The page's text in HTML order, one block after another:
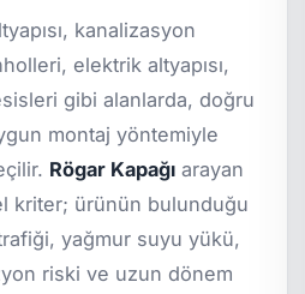
kanalizasyon
elektrik altyapısı,
gibi alanlarda, doğru
montaj yöntemiyle
Rögar Kapağı arayan
kriter; ürünün bulunduğu
yağmur suyu yükü,
riski ve uzun dönem